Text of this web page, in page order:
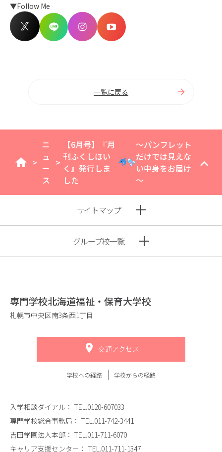
▼Follow Me
一覧に戻る
home
>
ニ
ュ
ー
ス
>
【6月号】『月
刊ふくしほい
く』発行しま
した
～パンフレット
だけでは見えな
い中身をお届け
～
サイトマップ
グループ校一覧
専門学校北海道福祉・保育大学校
札幌市中央区南3条西1丁目
交通アクセス
学校への経路 学校からの経路
入学相談ダイアル： TEL.0120-607033
専門学校総合事務局： TEL.011-742-3441
吉田学園法人本部： TEL.011-711-6070
キャリア支援センター： TEL.011-711-1347